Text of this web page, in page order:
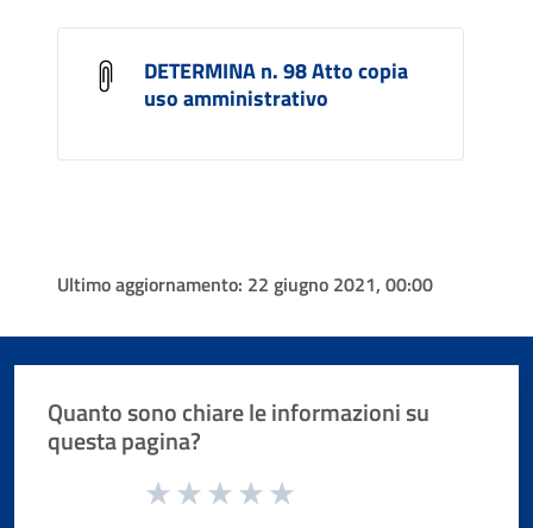
DETERMINA n. 98 Atto copia
uso amministrativo
Ultimo aggiornamento: 22 giugno 2021, 00:00
Quanto sono chiare le informazioni su
questa pagina?
Valuta da 1 a 5 stelle la pagina